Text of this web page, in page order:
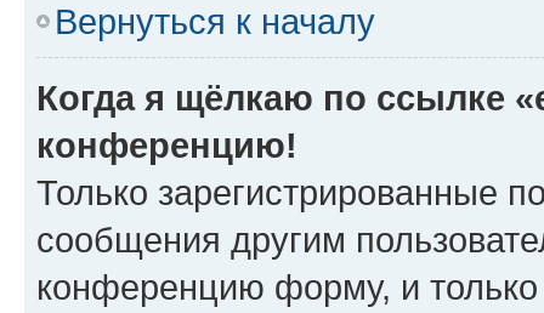
Вернуться к началу
Когда я щёлкаю по ссылке
конференцию!
Только зарегистрированные
сообщения другим
конференцию форму, и